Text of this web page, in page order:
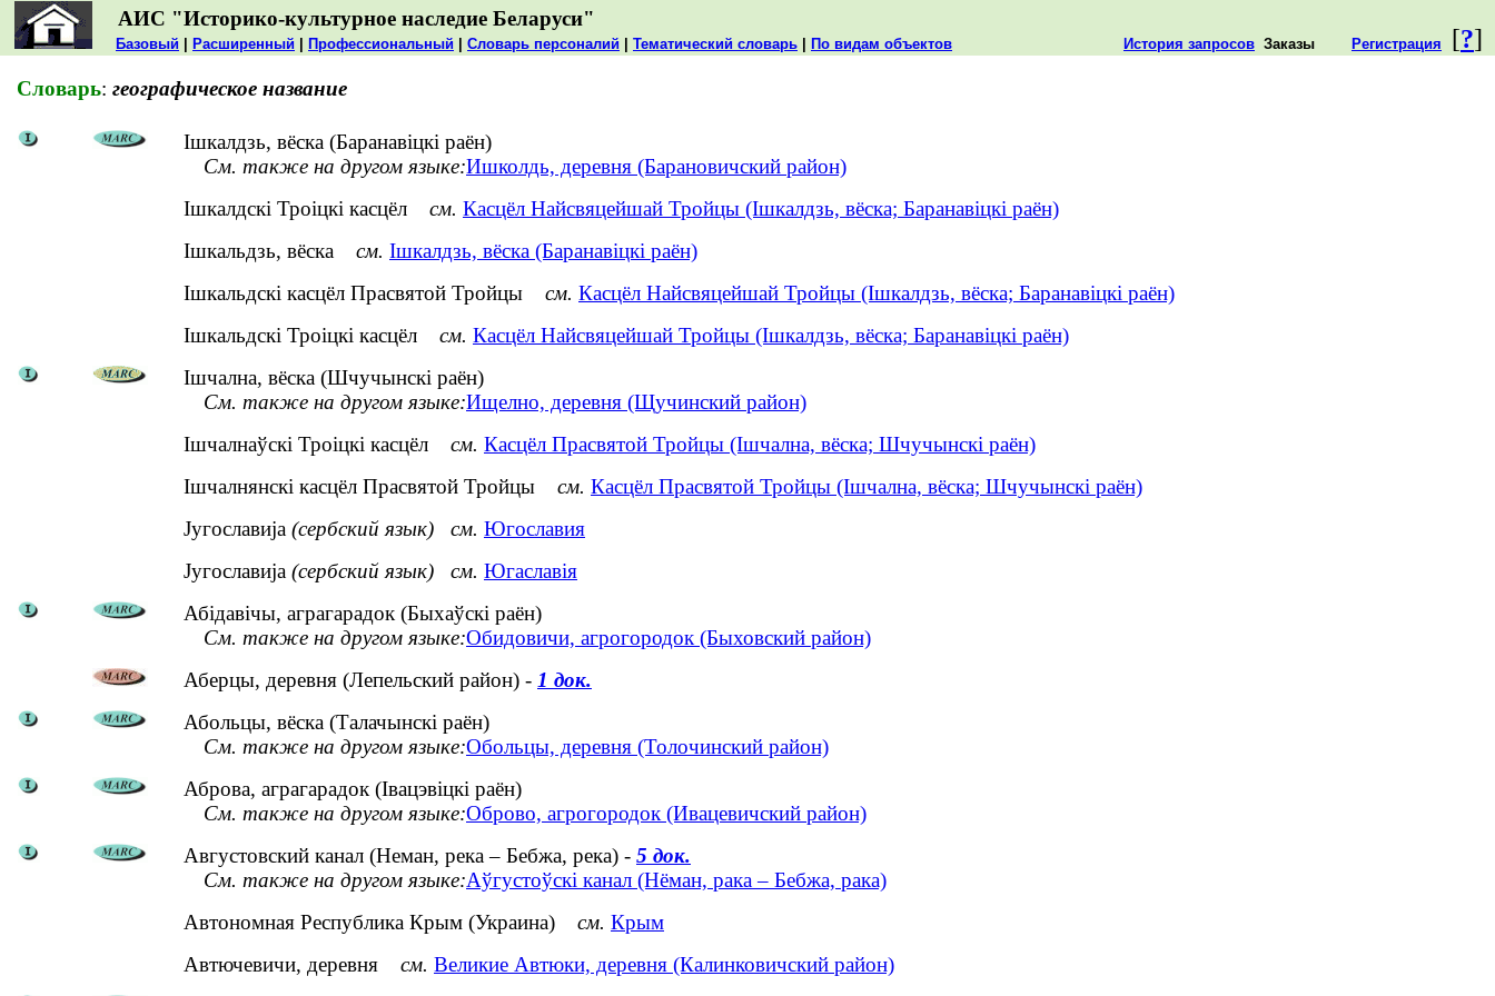
АИС "Историко-культурное наследие Беларуси"
[?]
Базовый Расширенный Профессиональный Словарь персоналий Тематический словарь По видам объектов История запросов Заказы Регистрация
Словарь: географическое название
Ішкалдзь, вёска (Баранавіцкі раён)
См. также на другом языке:Ишколдь, деревня (Барановичский район)
Ішкалдскі Троіцкі касцёл см. Касцёл Найсвяцейшай Тройцы (Ішкалдзь, вёска; Баранавіцкі раён)
Ішкальдзь, вёска см. Ішкалдзь, вёска (Баранавіцкі раён)
Ішкальдскі касцёл Прасвятой Тройцы см. Касцёл Найсвяцейшай Тройцы (Ішкалдзь, вёска; Баранавіцкі раён)
Ішкальдскі Троіцкі касцёл см. Касцёл Найсвяцейшай Тройцы (Ішкалдзь, вёска; Баранавіцкі раён)
Ішчална, вёска (Шчучынскі раён)
См. также на другом языке:Ищелно, деревня (Щучинский район)
Ішчалнаўскі Троіцкі касцёл см. Касцёл Прасвятой Тройцы (Ішчална, вёска; Шчучынскі раён)
Ішчалнянскі касцёл Прасвятой Тройцы см. Касцёл Прасвятой Тройцы (Ішчална, вёска; Шчучынскі раён)
Југославија (сербский язык) см. Югославия
Југославија (сербский язык) см. Югаславія
Абідавічы, аграгарадок (Быхаўскі раён)
См. также на другом языке:Обидовичи, агрогородок (Быховский район)
Аберцы, деревня (Лепельский район) - 1 док.
Абольцы, вёска (Талачынскі раён)
См. также на другом языке:Обольцы, деревня (Толочинский район)
Аброва, аграгарадок (Івацэвіцкі раён)
См. также на другом языке:Оброво, агрогородок (Ивацевичский район)
Августовский канал (Неман, река – Бебжа, река) - 5 док.
См. также на другом языке:Аўгустоўскі канал (Нёман, рака – Бебжа, рака)
Автономная Республика Крым (Украина) см. Крым
Автючевичи, деревня см. Великие Автюки, деревня (Калинковичский район)